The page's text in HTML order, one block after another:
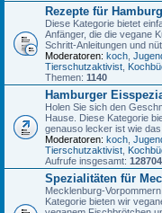
Rezepte für Hamburg
Diese Kategorie bietet
Anfänger, die die vegane
Schritt-Anleitungen und
Moderatoren: koch
Tierschutzaktivist
Themen: 1140
Hamburger
Holen Sie sich den
Hause. Diese Kategorie
genauso lecker ist wie
Moderatoren: koch
Tierschutzaktivist
Aufrufe insgesamt: 128704
Spezialitäten für
Mecklenburg-
Kategorie bieten wir